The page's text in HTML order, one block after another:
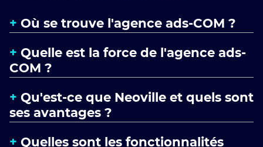
Où se trouve l'agence ads-COM ?
Quelle est la force de l'agence ads-
COM ?
Qu'est-ce que Neoville et quels sont
ses avantages ?
Quelles sont les fonctionnalités